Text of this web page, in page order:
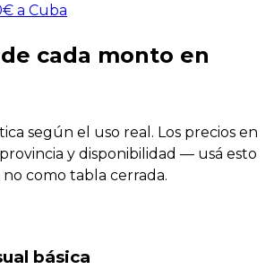
€ a Cuba
cada monto en
según el uso real. Los precios en
y disponibilidad — usá esto
como tabla cerrada.
básica